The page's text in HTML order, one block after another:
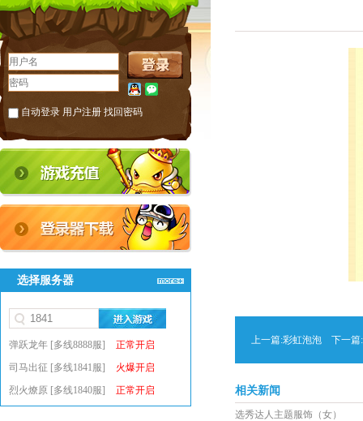
自动登录 用户注册 找回密码
选择服务器
弹跃龙年 [多线8888服]
正常开启
司马出征 [多线1841服]
火爆开启
烈火燎原 [多线1840服]
正常开启
上一篇:彩虹泡泡 下一篇:
相关新闻
选秀达人主题服饰（女）